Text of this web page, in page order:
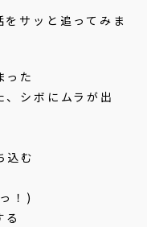
サッと追ってみま
った
シボにムラが出
込む
！)
る